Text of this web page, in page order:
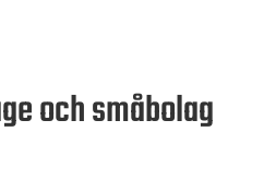
och småbolag